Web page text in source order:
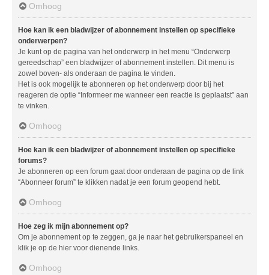
Omhoog
Hoe kan ik een bladwijzer of abonnement instellen op specifieke
onderwerpen?
Je kunt op de pagina van het onderwerp in het menu “Onderwerp
gereedschap” een bladwijzer of abonnement instellen. Dit menu is
zowel boven- als onderaan de pagina te vinden.
Het is ook mogelijk te abonneren op het onderwerp door bij het
reageren de optie “Informeer me wanneer een reactie is geplaatst” aan
te vinken.
Omhoog
Hoe kan ik een bladwijzer of abonnement instellen op specifieke
forums?
Je abonneren op een forum gaat door onderaan de pagina op de link
“Abonneer forum” te klikken nadat je een forum geopend hebt.
Omhoog
Hoe zeg ik mijn abonnement op?
Om je abonnement op te zeggen, ga je naar het gebruikerspaneel en
klik je op de hier voor dienende links.
Omhoog